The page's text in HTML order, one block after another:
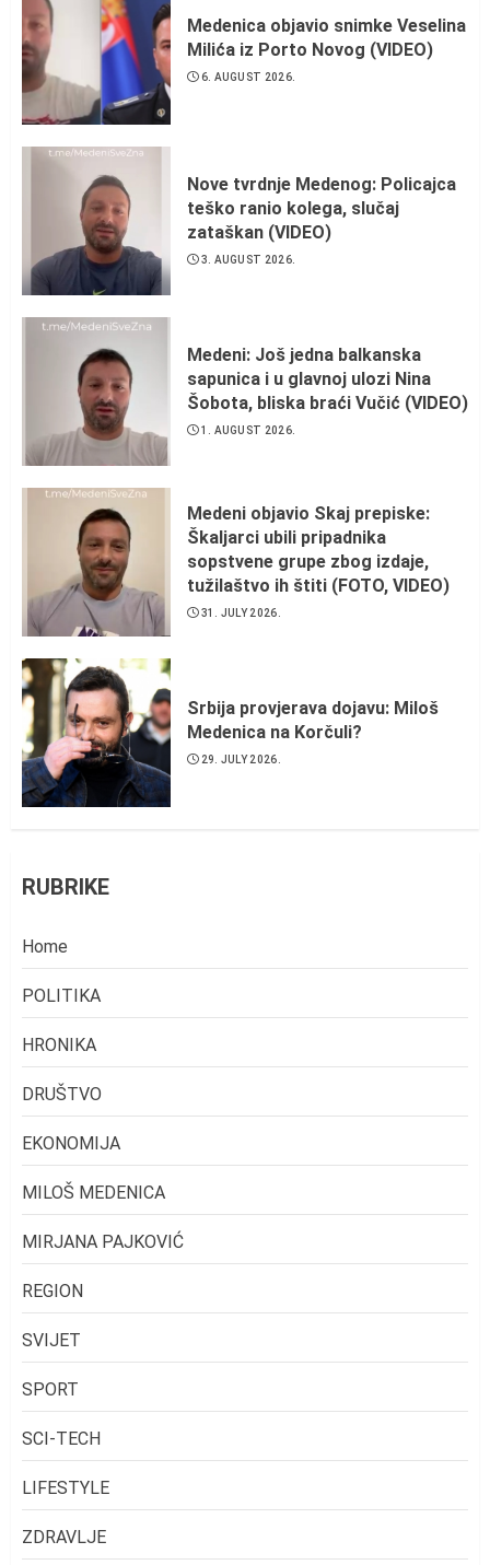
Medenica objavio snimke Veselina
Milića iz Porto Novog (VIDEO)
6. AUGUST 2026.
Nove tvrdnje Medenog: Policajca
teško ranio kolega, slučaj
zataškan (VIDEO)
3. AUGUST 2026.
Medeni: Još jedna balkanska
sapunica i u glavnoj ulozi Nina
Šobota, bliska braći Vučić (VIDEO)
1. AUGUST 2026.
Medeni objavio Skaj prepiske:
Škaljarci ubili pripadnika
sopstvene grupe zbog izdaje,
tužilaštvo ih štiti (FOTO, VIDEO)
31. JULY 2026.
Srbija provjerava dojavu: Miloš
Medenica na Korčuli?
29. JULY 2026.
RUBRIKE
Home
POLITIKA
HRONIKA
DRUŠTVO
EKONOMIJA
MILOŠ MEDENICA
MIRJANA PAJKOVIĆ
REGION
SVIJET
SPORT
SCI-TECH
LIFESTYLE
ZDRAVLJE